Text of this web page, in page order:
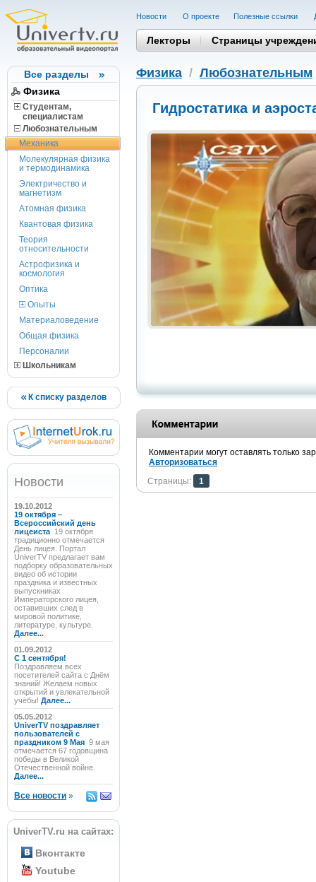
Все разделы
Физика
Студентам,
cпециалистам
Любознательным
Механика
Молекулярная физика
и термодинамика
Электричество и
магнетизм
Атомная физика
Квантовая физика
Теория
относительности
Астрофизика и
космология
Оптика
Опыты
Материаловедение
Общая физика
Персоналии
Школьникам
К списку разделов
Новости
19.10.2012
19 октября –
Всероссийский день
лицеиста 19 октября
традиционно отмечается
День лицея. Портал
UniverTV предлагает вам
подборку образовательных
видео об истории
праздника и известных
выпускниках
Императорского лицея,
оставивших след в
мировой политике,
литературе, культуре.
Далее...
01.09.2012
C 1 сентября!
Поздравляем всех
посетителей сайта с Днём
знаний! Желаем новых
открытий и увлекательной
учёбы! Далее...
05.05.2012
UniverTV поздравляет
пользователей с
праздником 9 Мая 9 мая
отмечается 67 годовщина
победы в Великой
Отечественной войне.
Далее...
Все новости »
UniverTV.ru на сайтах:
Вконтакте
Youtube
Новости О проекте Полезные cсылки
Лекторы Страницы
Физика / Любознательным
Гидростатика и
Комментарии могут оставлять только
Авторизоваться
Страницы:
1